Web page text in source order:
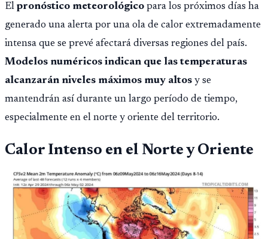
El pronóstico meteorológico para los próximos días ha
generado una alerta por una ola de calor extremadamente
intensa que se prevé afectará diversas regiones del país.
Modelos numéricos indican que las temperaturas
alcanzarán niveles máximos muy altos y se
mantendrán así durante un largo período de tiempo,
especialmente en el norte y oriente del territorio.
Calor Intenso en el Norte y Oriente